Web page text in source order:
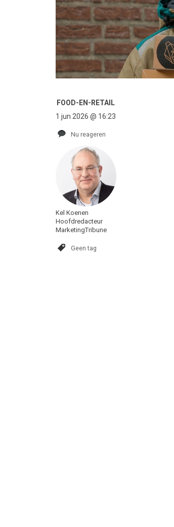
FOOD-EN-RETAIL
1 jun 2026 @ 16:23
Nu reageren
Kel Koenen
Hoofdredacteur
MarketingTribune
Geen tag